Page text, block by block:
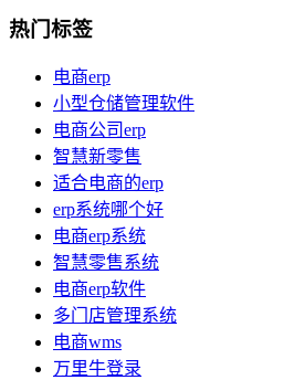
热门标签
电商erp
小型仓储管理软件
电商公司erp
智慧新零售
适合电商的erp
erp系统哪个好
电商erp系统
智慧零售系统
电商erp软件
多门店管理系统
电商wms
万里牛登录